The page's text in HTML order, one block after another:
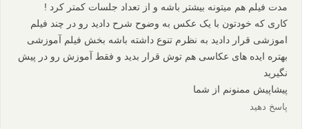
مدت فیلم هم میتونه بیشتر باشه و از تعداد جلسات کمتر کرد !
کاری که خودتون با یک عکس به وضوح شرح دادید رو در چند فیلم
اموزشی قرار دادید به نظرم تنوع داشته باشه بخش فیلم آموزشی
بهتره ایده های عکاسی هم توش قرار بدید و فقط آموزش رو در پیش
نگیرید
پیشاپیش ممنونم از شما
پاسخ دهید